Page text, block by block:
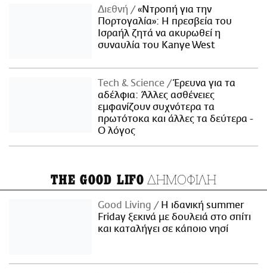
Διεθνή
«Ντροπή για την
Πορτογαλία»: Η πρεσβεία του
Ισραήλ ζητά να ακυρωθεί η
συναυλία του Kanye West
Τech & Science
Έρευνα για τα
αδέλφια: Άλλες ασθένειες
εμφανίζουν συχνότερα τα
πρωτότοκα και άλλες τα δεύτερα -
Ο λόγος
THE GOOD LIFO ΔΗΜΟΦΙΛΗ
Good Living
Η ιδανική summer
Friday ξεκινά με δουλειά στο σπίτι
και καταλήγει σε κάποιο νησί